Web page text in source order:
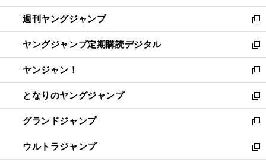
開
く
ウ
で
開
く
ン
ド
ウ
で
開
く
ウ
ィ
ン
ド
ウ
で
開
く
週刊ヤングジャンプ
新
し
い
ウ
ィ
ン
ド
ウ
で
開
く
ヤングジャンプ定期購読デジタル
新
し
い
ウ
ィ
ン
ド
ウ
で
開
ヤンジャン！
新
し
い
ウ
ィ
ン
ド
ウ
となりのヤングジャンプ
新
し
い
ウ
ィ
グランドジャンプ
新
し
い
ウルトラジャンプ
新